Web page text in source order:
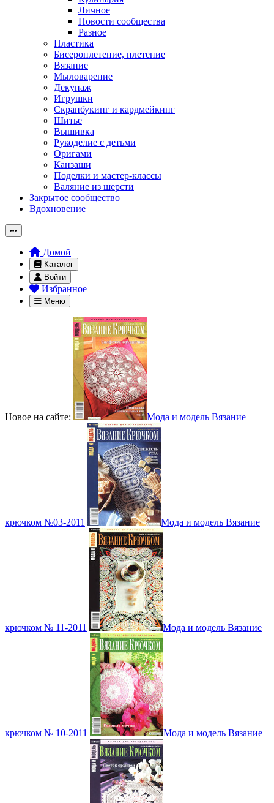
Личное
Новости сообщества
Разное
Пластика
Бисероплетение, плетение
Вязание
Мыловарение
Декупаж
Игрушки
Скрапбукинг и кардмейкинг
Шитье
Вышивка
Рукоделие с детьми
Оригами
Канзаши
Поделки и мастер-классы
Валяние из шерсти
Закрытое сообщество
Вдохновение
Домой
Каталог
Войти
Избранное
Меню
Новое на сайте: Мода и модель Вязание
крючком №03-2011 Мода и модель Вязание
крючком № 11-2011 Мода и модель Вязание
крючком № 10-2011 Мода и модель Вязание